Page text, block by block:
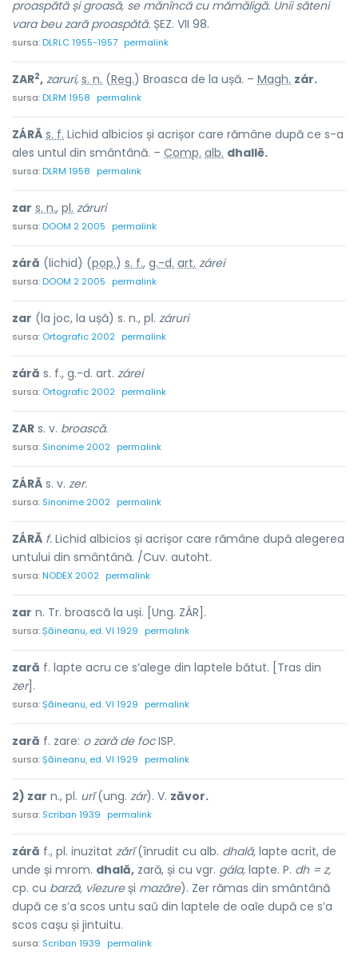
proaspătă și groasă, se mănîncă cu mămăligă. Unii săteni
vara beu zară proaspătă. ȘEZ. VII 98.
sursa:DLRLC 1955-1957 permalink
ZAR2, zaruri, s. n. (Reg.) Broasca de la ușă. – Magh. zár.
sursa:DLRM 1958 permalink
ZÁRĂ s. f. Lichid albicios și acrișor care rămâne după ce s-a
ales untul din smântână. – Comp. alb. dhallë.
sursa:DLRM 1958 permalink
zar s. n., pl. záruri
sursa:DOOM 2 2005 permalink
záră (lichid) (pop.) s. f., g.-d. art. zárei
sursa:DOOM 2 2005 permalink
zar (la joc, la ușă) s. n., pl. záruri
sursa: Ortografic 2002 permalink
záră s. f., g.-d. art. zárei
sursa: Ortografic 2002 permalink
ZAR s. v. broască.
sursa: Sinonime 2002 permalink
ZÁRĂ s. v. zer.
sursa: Sinonime 2002 permalink
ZÁRĂ f. Lichid albicios și acrișor care rămâne după alegerea
untului din smântână. /Cuv. autoht.
sursa:NODEX 2002 permalink
zar n. Tr. broască la uși. [Ung. ZÁR].
sursa:Șăineanu, ed. VI 1929 permalink
zară f. lapte acru ce s’alege din laptele bătut. [Tras din
zer].
sursa:Șăineanu, ed. VI 1929 permalink
zară f. zare: o zară de focISP.
sursa:Șăineanu, ed. VI 1929 permalink
2) zar n., pl. urĭ(ung. zár). V. zăvor.
sursa: Scriban 1939 permalink
záră f., pl. inuzitat zărĭ(înrudit cu alb. dhală, lapte acrit, de
unde și mrom. dhală, zară, și cu vgr. gála, lapte. P. dh = z,
cp. cu barză, vĭezureși mazăre). Zer rămas din smântână
după ce s’a scos untu saŭ din laptele de oaĭe după ce s’a
scos cașu și jintuitu.
sursa: Scriban 1939 permalink